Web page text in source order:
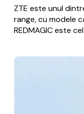
ZTE este unul
range, cu modele
REDMAGIC este